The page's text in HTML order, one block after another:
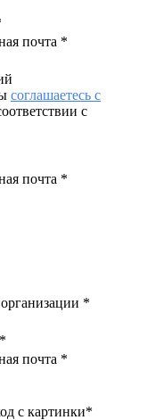
почта *
соглашаетесь с
с
почта *
*
*
почта *
с картинки*